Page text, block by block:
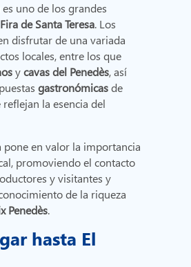
uno de los grandes
Fira de Santa Teresa. Los
disfrutar de una variada
locales, entre los que
ycavas del Penedès, así
gastronómicasde
reflejan la esencia del
pone en valor la importancia
promoviendo el contacto
y visitantes y
de la riqueza
Penedès.
hasta El